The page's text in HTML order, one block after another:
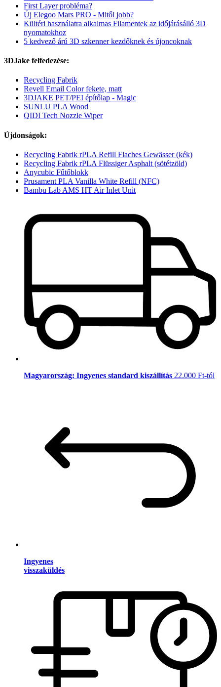
First Layer probléma?
Új Elegoo Mars PRO - Mitől jobb?
Kültéri használatra alkalmas Filamentek az időjárásálló 3D
nyomatokhoz
5 kedvező árú 3D szkenner kezdőknek és újoncoknak
3DJake felfedezése:
Recycling Fabrik
Revell Email Color fekete, matt
3DJAKE PET/PEI építőlap - Magic
SUNLU PLA Wood
QIDI Tech Nozzle Wiper
Újdonságok:
Recycling Fabrik rPLA Refill Flaches Gewässer (kék)
Recycling Fabrik rPLA Flüssiger Asphalt (sötétzöld)
Anycubic Fűtőblokk
Prusament PLA Vanilla White Refill (NFC)
Bambu Lab AMS HT Air Inlet Unit
Magyarország: Ingyenes standard kiszállítás 22.000 Ft-tól
Ingyenes
visszaküldés